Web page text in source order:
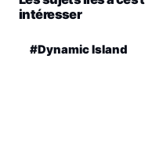
intéresser
#Dynamic Island